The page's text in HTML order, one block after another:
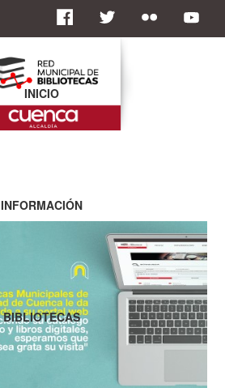
INICIO
INFORMACIÓN
BIBLIOTECAS